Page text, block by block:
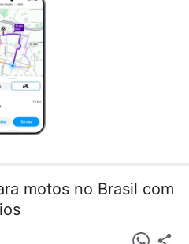
motos no Brasil com